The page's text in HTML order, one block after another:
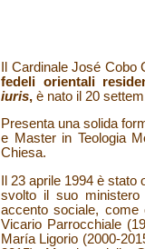
Il Cardinale José Cobo
fedeli orientali
iuris, è nato il 20
Presenta una solida
e Master in Teologia
Chiesa.
Il 23 aprile 1994 è
svolto il suo ministero
accento sociale, come
Vicario Parrocchiale
María Ligorio (2000-